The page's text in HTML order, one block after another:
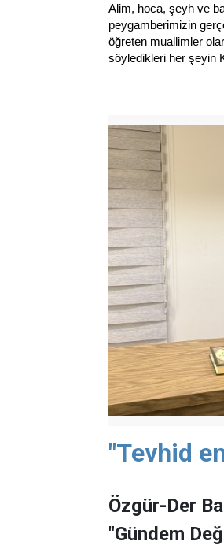
Alim, hoca, şeyh ve
peygamberimizin
öğreten muallimler
söyledikleri her şeyin
"Tevhid
Özgür-Der
"Gündem